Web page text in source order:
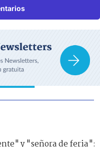
y "señora de feria":